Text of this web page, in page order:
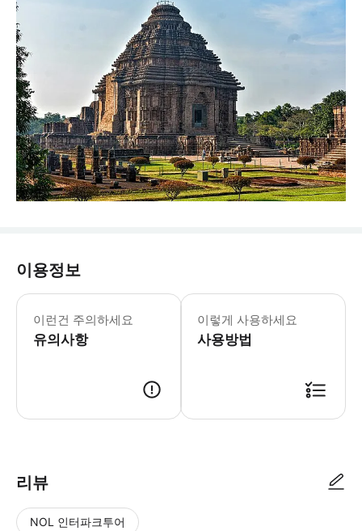
이용정보
이런건 주의하세요
유의사항
이렇게 사용하세요
사용방법
리뷰
NOL 인터파크투어